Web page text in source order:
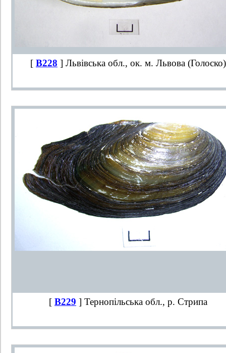
[ B228 ] Львівська обл., ок. м. Львова (Голоско)
[ B229 ] Тернопільська обл., р. Стрипа